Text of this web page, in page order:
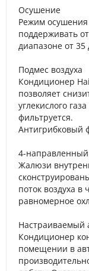
Осушение
Режим осушения
поддерживать
диапазоне от 35
Подмес воздуха
Кондиционер
позволяет
углекислого
фильтруется.
Антигрибковый
4-
Жалюзи
поток воздуха
равномерное
Настраиваемый
Кондиционер
помещении в